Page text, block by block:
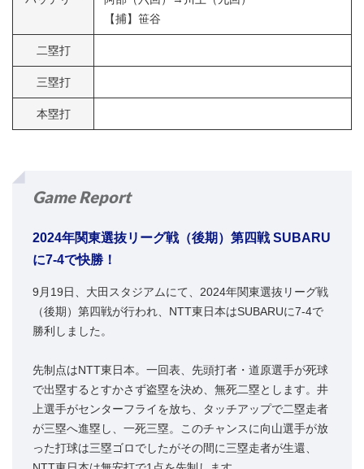
【捕】笹谷
二塁打
三塁打
本塁打
Game Report
2024年関東選抜リーグ戦（後期）第四戦 SUBARU
に7-4で快勝！
9月19日、大田スタジアムにて、2024年関東選抜リーグ戦
（後期）第四戦が行われ、NTT東日本はSUBARUに7-4で
勝利しました。
先制点はNTT東日本。一回表、先頭打者・道原選手が死球
で出塁するとすかさず盗塁を決め、無死二塁とします。井
上選手がセンターフライを放ち、タッチアップで二塁走者
が三塁へ進塁し、一死三塁。このチャンスに向山選手が放
った打球は三塁ゴロでしたがその間に三塁走者が生還、